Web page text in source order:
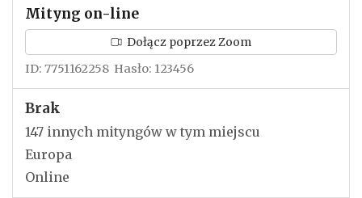
Mityng on-line
Dołącz poprzez Zoom
ID: 7751162258 Hasło: 123456
Brak
147 innych mityngów w tym miejscu
Europa
Online